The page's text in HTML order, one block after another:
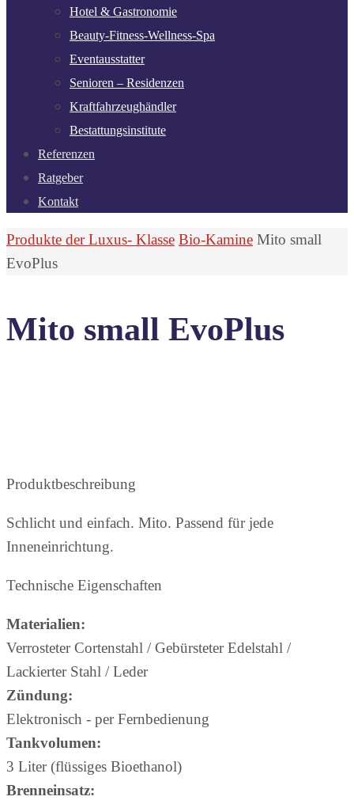
Hotel & Gastronomie
Beauty-Fitness-Wellness-Spa
Eventausstatter
Senioren – Residenzen
Kraftfahrzeughändler
Bestattungsinstitute
Referenzen
Ratgeber
Kontakt
Start
Produkte der Luxus- Klasse Bio-Kamine Mito small
EvoPlus
Mito small EvoPlus
Produktbeschreibung
Schlicht und einfach. Mito. Passend für jede
Inneneinrichtung.
Technische Eigenschaften
Materialien:
Verrosteter Cortenstahl / Gebürsteter Edelstahl /
Lackierter Stahl / Leder
Zündung:
Elektronisch - per Fernbedienung
Tankvolumen:
3 Liter (flüssiges Bioethanol)
Brenneinsatz: